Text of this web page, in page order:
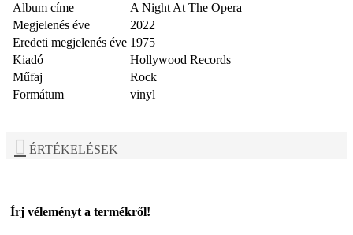
Album címe
A Night At The Opera
Megjelenés éve
2022
Eredeti megjelenés éve 1975
Kiadó
Hollywood Records
Műfaj
Rock
Formátum
vinyl
ÉRTÉKELÉSEK
Írj véleményt a termékről!